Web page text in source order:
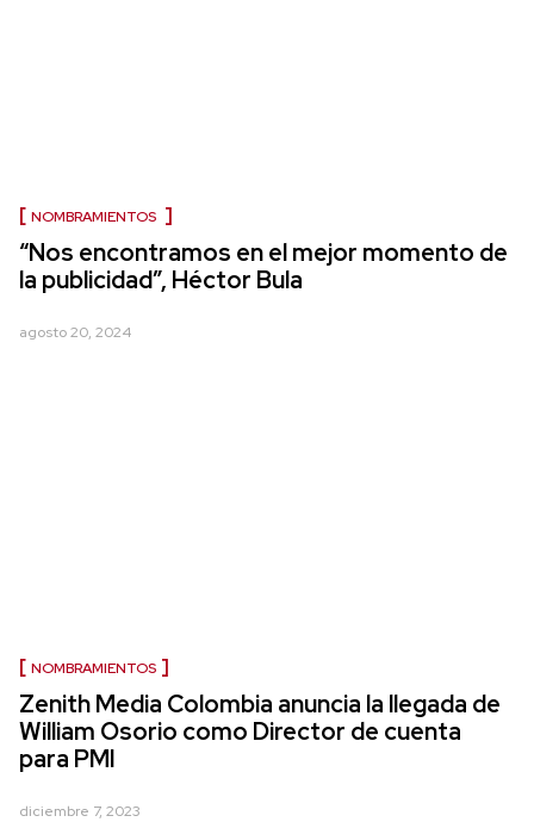
NOMBRAMIENTOS
“Nos encontramos en el mejor momento de
la publicidad”, Héctor Bula
agosto 20, 2024
NOMBRAMIENTOS
Zenith Media Colombia anuncia la llegada de
William Osorio como Director de cuenta
para PMI
diciembre 7, 2023